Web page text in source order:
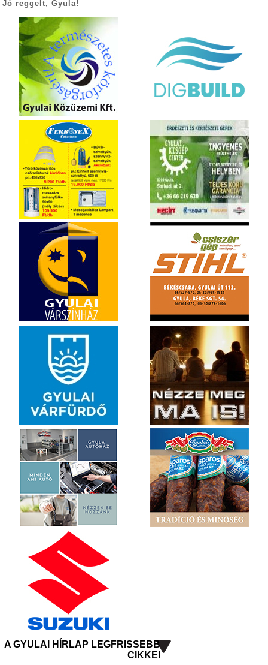
Jó reggelt, Gyula!
A GYULAI HÍRLAP LEGFRISSEBB
CIKKEI